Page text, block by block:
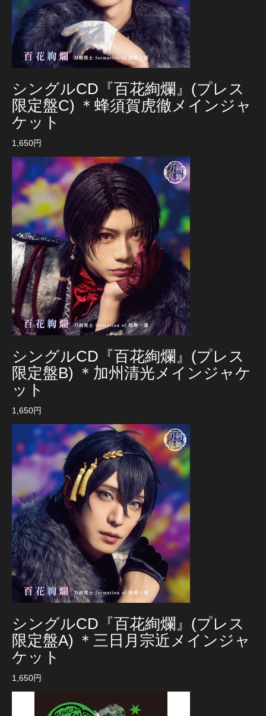
シングルCD『百花絢爛』(プレス
限定盤C) ＊蜂須賀虎徹メインジャ
ケット
1,650円
シングルCD『百花絢爛』(プレス
限定盤B) ＊加州清光メインジャケ
ット
1,650円
シングルCD『百花絢爛』(プレス
限定盤A) ＊三日月宗近メインジャ
ケット
1,650円